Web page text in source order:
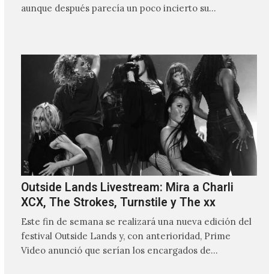
aunque después parecía un poco incierto su…
Outside Lands Livestream: Mira a Charli
XCX, The Strokes, Turnstile y The xx
Este fin de semana se realizará una nueva edición del
festival Outside Lands y, con anterioridad, Prime
Video anunció que serían los encargados de